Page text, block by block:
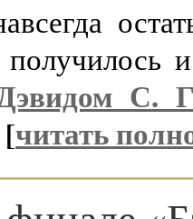
С.
[читать